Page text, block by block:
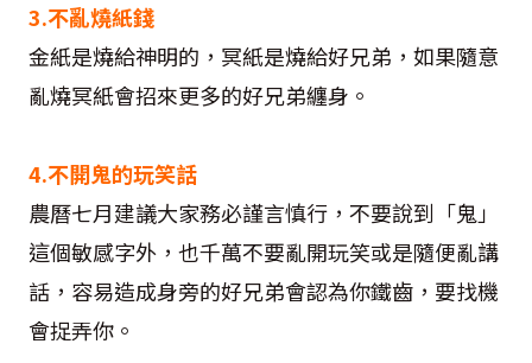
3.不亂燒紙錢
金紙是燒給神明的，冥紙是燒給好兄弟，如果隨意
亂燒冥紙會招來更多的好兄弟纏身。
4.不開鬼的玩笑話
農曆七月建議大家務必謹言慎行，不要說到「鬼」
這個敏感字外，也千萬不要亂開玩笑或是隨便亂講
話，容易造成身旁的好兄弟會認為你鐵齒，要找機
會捉弄你。